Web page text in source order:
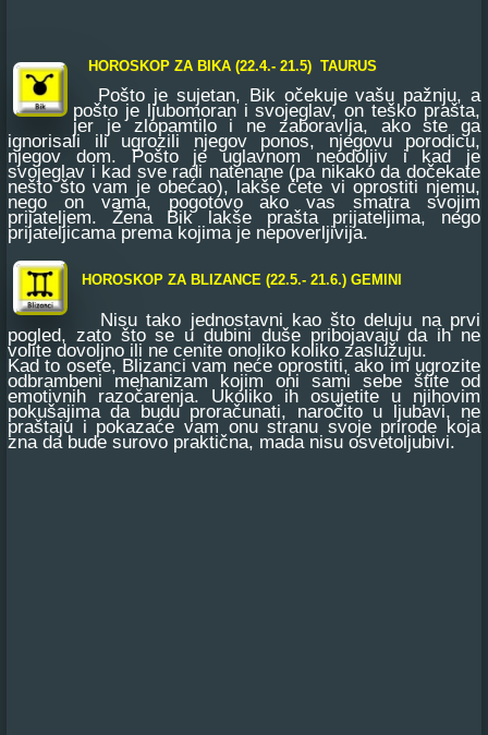
HOROSKOP ZA BIKA (22.4.- 21.5) TAURUS
Pošto je sujetan, Bik očekuje vašu pažnju, a
pošto je ljubomoran i svojeglav, on teško prašta,
jer je zlopamtilo i ne zaboravlja, ako ste ga
ignorisali ili ugrozili njegov ponos, njegovu porodicu,
njegov dom. Pošto je uglavnom neodoljiv i kad je
svojeglav i kad sve radi natenane (pa nikako da dočekate
nešto što vam je obećao), lakše ćete vi oprostiti njemu,
nego on vama, pogotovo ako vas smatra svojim
prijateljem. Žena Bik lakše prašta prijateljima, nego
prijateljicama prema kojima je nepoverljivija.
HOROSKOP ZA BLIZANCE (22.5.- 21.6.) GEMINI
Nisu tako jednostavni kao što deluju na prvi
pogled, zato što se u dubini duše pribojavaju da ih ne
volite dovoljno ili ne cenite onoliko koliko zaslužuju.
Kad to osete, Blizanci vam neće oprostiti, ako im ugrozite
odbrambeni mehanizam kojim oni sami sebe štite od
emotivnih razočarenja. Ukoliko ih osujetite u njihovim
pokušajima da budu proračunati, naročito u ljubavi, ne
praštaju i pokazaće vam onu stranu svoje prirode koja
zna da bude surovo praktična, mada nisu osvetoljubivi.